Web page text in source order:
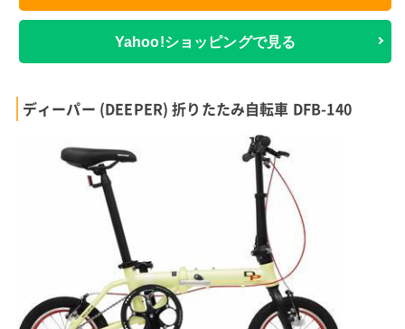
Yahoo!ショッピングで見る
ディーパー (DEEPER) 折りたたみ自転車 DFB-140